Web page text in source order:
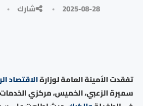
2025-08-28 شارك
تفقدت الأمينة العامة لوزارةالاقتصاد
سميرة الزعبي، الخميس، مركزي